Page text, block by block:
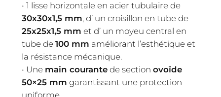
• 1 lisse horizontale en acier tubulaire de
30x30x1,5 mm, d’ un croisillon en tube de
25x25x1,5 mm et d’ un moyeu central en
tube de 100 mm améliorant l’esthétique et
la résistance mécanique.
• Une main courantede section ovoïde
50×25 mm garantissant une protection